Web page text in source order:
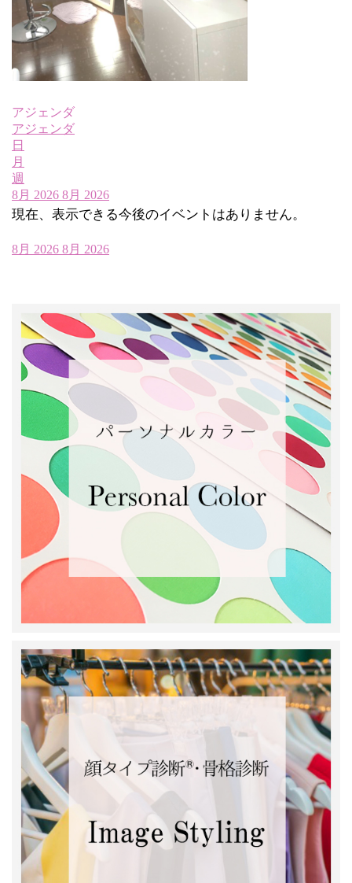
アジェンダ
アジェンダ
日
月
週
8月 2026 8月 2026
現在、表示できる今後のイベントはありません。
8月 2026 8月 2026